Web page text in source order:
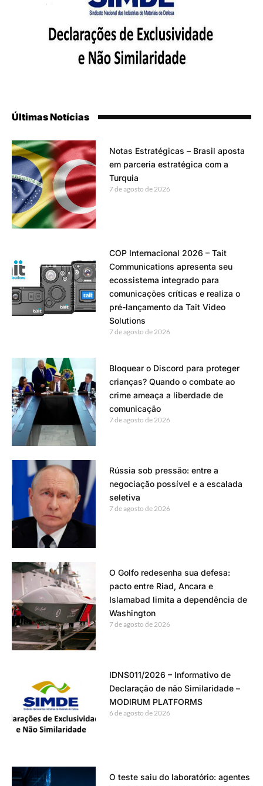
Últimas Notícias
Notas Estratégicas – Brasil aposta
em parceria estratégica com a
Turquia
7 de agosto de 2026
COP Internacional 2026 – Tait
Communications apresenta seu
ecossistema integrado para
comunicações críticas e realiza o
pré-lançamento da Tait Video
Solutions
7 de agosto de 2026
Bloquear o Discord para proteger
crianças? Quando o combate ao
crime ameaça a liberdade de
comunicação
7 de agosto de 2026
Rússia sob pressão: entre a
negociação possível e a escalada
seletiva
7 de agosto de 2026
O Golfo redesenha sua defesa:
pacto entre Riad, Ancara e
Islamabad limita a dependência de
Washington
7 de agosto de 2026
IDNS011/2026 – Informativo de
Declaração de não Similaridade –
MODIRUM PLATFORMS
6 de agosto de 2026
O teste saiu do laboratório: agentes